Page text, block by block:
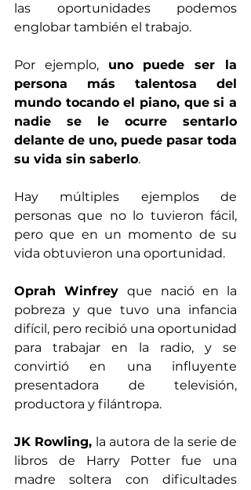
las oportunidades podemos
englobar también el trabajo.
Por ejemplo, uno puede ser la
persona más talentosa del
mundo tocando el piano, que si a
nadie se le ocurre sentarlo
delante de uno, puede pasar toda
su vida sin saberlo.
Hay múltiples ejemplos de
personas que no lo tuvieron fácil,
pero que en un momento de su
vida obtuvieron una oportunidad.
Oprah Winfrey que nació en la
pobreza y que tuvo una infancia
difícil, pero recibió una oportunidad
para trabajar en la radio, y se
convirtió en una influyente
presentadora de televisión,
productora y filántropa.
JK Rowling, la autora de la serie de
libros de Harry Potter fue una
madre soltera con dificultades